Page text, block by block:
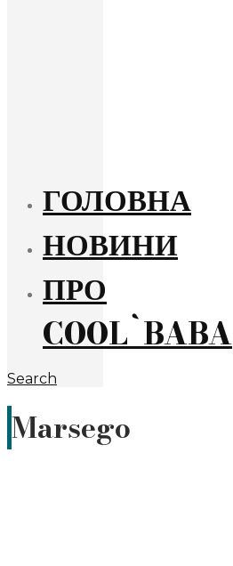
ГОЛОВНА
НОВИНИ
ПРО
COOL`BABA
Search
Marsego